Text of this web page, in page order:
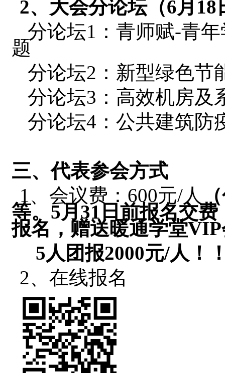
2、大会分论坛（6月 18
分论坛1：青师赋-青
题
分论坛2：新型绿色节
分论坛3：高效机房及
分论坛4：公共建筑防
三、代表参会方式
1、会议费：600元/人
等。 5月 31 日前报名交
报名，赠送暖通学堂VIP
5人团报2000元/人！
2、在线报名